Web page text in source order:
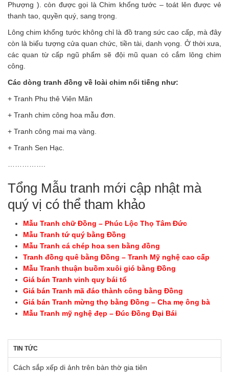
Phượng ). còn được gọi là Chim khổng tước – toát lên được vẻ
thanh tao, quyền quý, sang trọng.
Lông chim khổng tước không chỉ là đồ trang sức cao cấp, mà đây
còn là biểu tượng cửa quan chức, tiền tài, danh vọng. Ở thời xưa,
các quan từ cấp ngũ phẩm sẽ đội mũ quan có cắm lông chim
công.
Các dòng tranh đồng về loài chim nổi tiếng như:
+ Tranh Phu thê Viên Mãn
+ Tranh chim công hoa mẫu đơn.
+ Tranh công mai mạ vàng.
+ Tranh Sen Hạc.
Tổng Mẫu tranh mới cập nhật mà
quý vị có thể tham khảo
Mẫu Tranh chữ Đồng – Phúc Lộc Thọ Tâm Đức
Mẫu Tranh tứ quý bằng Đồng
Mẫu Tranh cá chép hoa sen bằng đồng
Tranh đồng quê bằng Đồng – Tranh Mỹ nghệ cao cấp
Mẫu Tranh thuận buồm xuôi gió bằng Đồng
Giá bán Tranh vinh quy bái tổ
Giá bán Tranh mã đáo thành công bằng Đồng
Giá bán Tranh mừng thọ bằng Đồng – Cha mẹ ông bà
Mẫu Tranh mỹ nghệ đẹp – Đúc Đồng Đại Bái
TIN TỨC
Cách sắp xếp di ảnh trên bàn thờ gia tiên